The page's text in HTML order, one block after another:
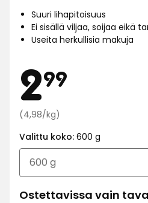
Suuri lihapitoisuus
Ei sisällä viljaa, soijaa eikä
Useita herkullisia makuja
299
€
(4,98/kg)
4,98
€
Valittu koko: 600 g
Ostettavissa vain